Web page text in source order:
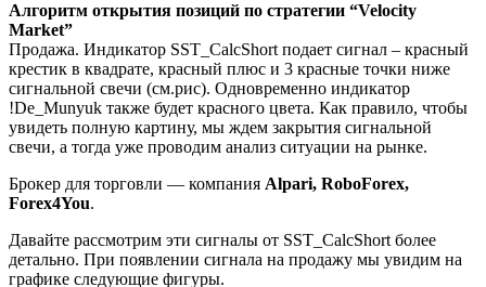
Алгоритм открытия позиций по стратегии “Velocity
Market”
Продажа. Индикатор SST_CalcShort подает сигнал – красный
крестик в квадрате, красный плюс и 3 красные точки ниже
сигнальной свечи (см.рис). Одновременно индикатор
!De_Munyuk также будет красного цвета. Как правило, чтобы
увидеть полную картину, мы ждем закрытия сигнальной
свечи, а тогда уже проводим анализ ситуации на рынке.
Брокер для торговли — компания Alpari, RoboForex,
Forex4You.
Давайте рассмотрим эти сигналы от SST_CalcShort более
детально. При появлении сигнала на продажу мы увидим на
графике следующие фигуры.